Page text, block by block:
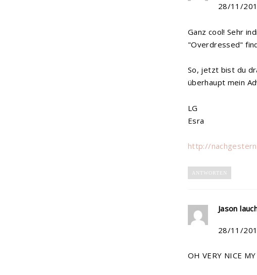
28/11/
Ganz cool! Sehr
"Overdressed"
So, jetzt bist du
überhaupt mein
LG
Esra
http://
ANTWORTEN
Jason
28/11/
OH VERY NICE